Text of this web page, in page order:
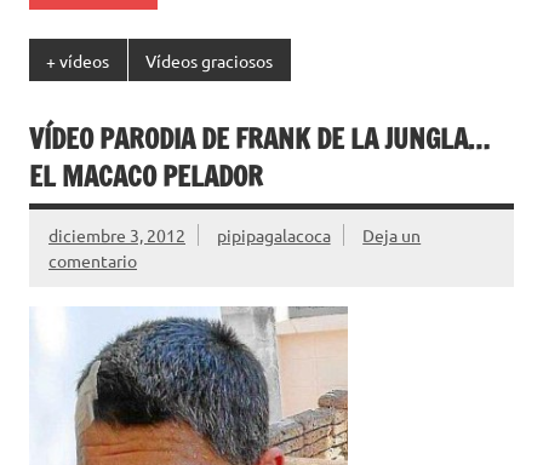
+ vídeos Vídeos graciosos
VÍDEO PARODIA DE FRANK DE LA JUNGLA…
EL MACACO PELADOR
diciembre 3, 2012 pipipagalacoca
Deja un
comentario